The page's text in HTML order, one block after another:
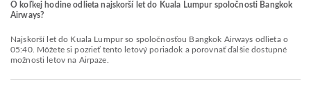
O koľkej hodine odlieta najskorší let do Kuala Lumpur spoločnosti Bangkok
Airways?
Najskorší let do Kuala Lumpur so spoločnosťou Bangkok Airways odlieta o
05:40. Môžete si pozrieť tento letový poriadok a porovnať ďalšie dostupné
možnosti letov na Airpaze.